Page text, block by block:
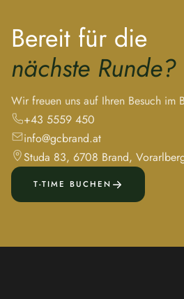
Bereit für die
nächste Runde?
Wir freuen uns auf Ihren Besuch im
+43 5559 450
info@gcbrand.at
Studa 83, 6708 Brand,
T-TIME BUCHEN